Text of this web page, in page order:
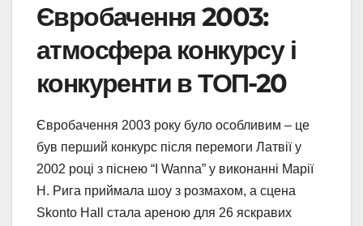
Євробачення 2003:
атмосфера конкурсу і
конкуренти в ТОП-20
Євробачення 2003 року було особливим – це
був перший конкурс після перемоги Латвії у
2002 році з піснею “I Wanna” у виконанні Марії
Н. Рига приймала шоу з розмахом, а сцена
Skonto Hall стала ареною для 26 яскравих